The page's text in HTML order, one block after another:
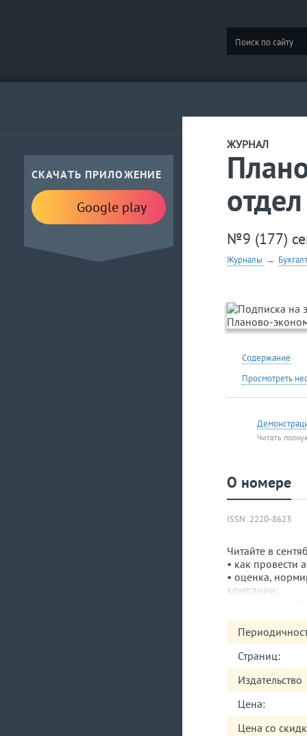
СКАЧАТЬ ПРИЛОЖЕНИЕ
Google play
ЖУРНАЛ
отдел
№9 (177)
Журналы →
Содержание
Просмотреть
Читать
О номере
ISSN: 2220-8623
Читайте в
• как провести
• оценка,
компании;
показателей;
• как
• как
• используем
компании;
• анализ
Excel с Power
• банковский
Страниц:
Издательство
Цена:
Цена со